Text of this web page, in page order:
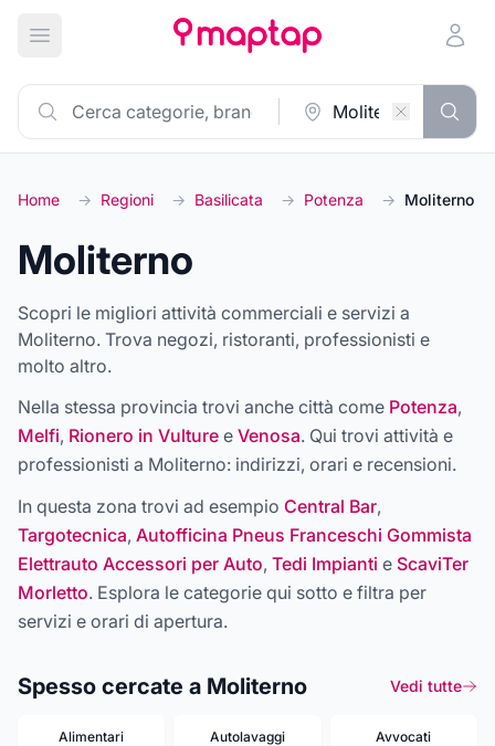
Apri menu principale
Home → Regioni → Basilicata → Potenza → Moliterno
Moliterno
Scopri le migliori attività commerciali e servizi a
Moliterno. Trova negozi, ristoranti, professionisti e
molto altro.
Nella stessa provincia trovi anche città come Potenza,
Melfi, Rionero in Vulture e Venosa. Qui trovi attività e
professionisti a Moliterno: indirizzi, orari e recensioni.
In questa zona trovi ad esempio Central Bar,
Targotecnica, Autofficina Pneus Franceschi Gommista
Elettrauto Accessori per Auto, Tedi Impianti e ScaviTer
Morletto. Esplora le categorie qui sotto e filtra per
servizi e orari di apertura.
Spesso cercate a Moliterno Vedi tutte
Alimentari Autolavaggi Avvocati